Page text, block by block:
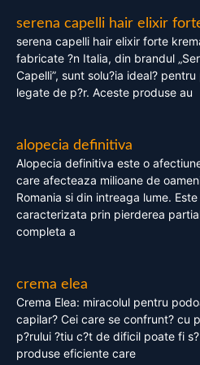
serena capelli hair elixir
serena capelli hair elixir forte
fabricate ?n Italia, din brandul
Capelli”, sunt solu?ia ideal?
legate de p?r. Aceste produse au
alopecia definitiva
Alopecia definitiva este o
care afecteaza milioane de
Romania si din intreaga lume. Este
caracterizata prin pierderea
completa a
crema elea
Crema Elea: miracolul pentru
capilar? Cei care se confrunt? cu
p?rului ?tiu c?t de dificil poate fi
produse eficiente care